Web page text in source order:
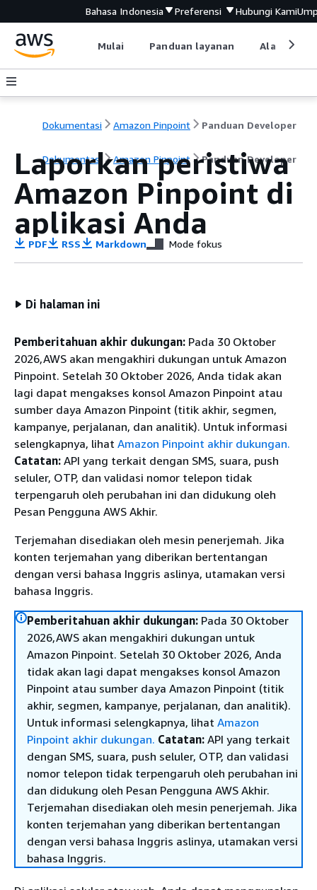
Bahasa Indonesia Preferensi Hubungi Kami
Mulai Panduan layanan Alat
Dokumentasi Amazon Pinpoint Panduan Developer
Dokumentasi Amazon Pinpoint Panduan Developer
Laporkan peristiwa
Amazon Pinpoint di
aplikasi Anda
PDF RSS Markdown Mode fokus
Di halaman ini
Pemberitahuan akhir dukungan: Pada 30 Oktober
2026,AWS akan mengakhiri dukungan untuk Amazon
Pinpoint. Setelah 30 Oktober 2026, Anda tidak akan
lagi dapat mengakses konsol Amazon Pinpoint atau
sumber daya Amazon Pinpoint (titik akhir, segmen,
kampanye, perjalanan, dan analitik). Untuk informasi
selengkapnya, lihat Amazon Pinpoint akhir dukungan.
Catatan: API yang terkait dengan SMS, suara, push
seluler, OTP, dan validasi nomor telepon tidak
terpengaruh oleh perubahan ini dan didukung oleh
Pesan Pengguna AWS Akhir.
Terjemahan disediakan oleh mesin penerjemah. Jika
konten terjemahan yang diberikan bertentangan
dengan versi bahasa Inggris aslinya, utamakan versi
bahasa Inggris.
Pemberitahuan akhir dukungan: Pada 30 Oktober
2026,AWS akan mengakhiri dukungan untuk
Amazon Pinpoint. Setelah 30 Oktober 2026, Anda
tidak akan lagi dapat mengakses konsol Amazon
Pinpoint atau sumber daya Amazon Pinpoint (titik
akhir, segmen, kampanye, perjalanan, dan analitik).
Untuk informasi selengkapnya, lihat Amazon
Pinpoint akhir dukungan. Catatan: API yang terkait
dengan SMS, suara, push seluler, OTP, dan validasi
nomor telepon tidak terpengaruh oleh perubahan ini
dan didukung oleh Pesan Pengguna AWS Akhir.
Terjemahan disediakan oleh mesin penerjemah. Jika
konten terjemahan yang diberikan bertentangan
dengan versi bahasa Inggris aslinya, utamakan versi
bahasa Inggris.